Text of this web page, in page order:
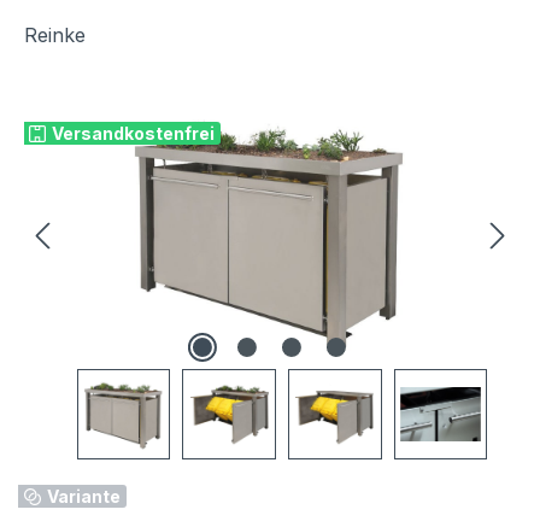
Reinke
Versandkostenfrei
Variante